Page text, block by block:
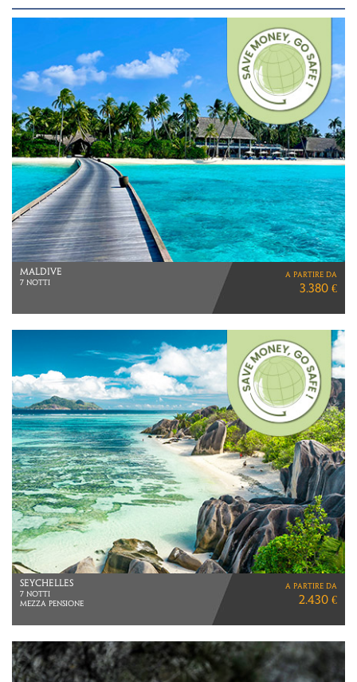
INDONESIA
SINGAPORE E BALI
a partire da
2.290 €
OMAN
VIAGGIO DI 8 GIORNI
VOLI DIRETTI OMAN AIR
a partire da
2.330 €